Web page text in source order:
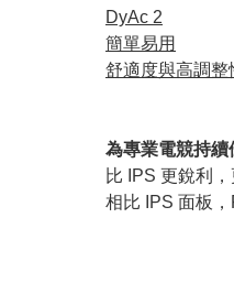
DyAc 2
簡單易用
舒適度與高調整
為專業電競持續
比 IPS 更銳利
相比 IPS 面板